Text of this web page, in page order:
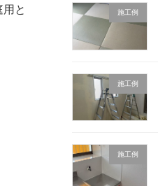
と
施工例
施工例
施工例